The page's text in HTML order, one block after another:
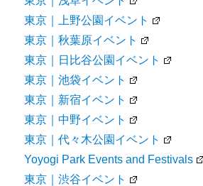
東京｜上野公園イベント
東京｜秋葉原イベント
東京｜日比谷公園イベント
東京｜池袋イベント
東京｜新宿イベント
東京｜中野イベント
東京｜代々木公園イベント
Yoyogi Park Events and Festivals
東京｜渋谷イベント